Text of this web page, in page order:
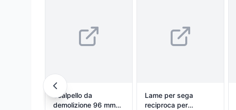
Scalpello da
demolizione 96 mm
Lame per sega
reciproca per